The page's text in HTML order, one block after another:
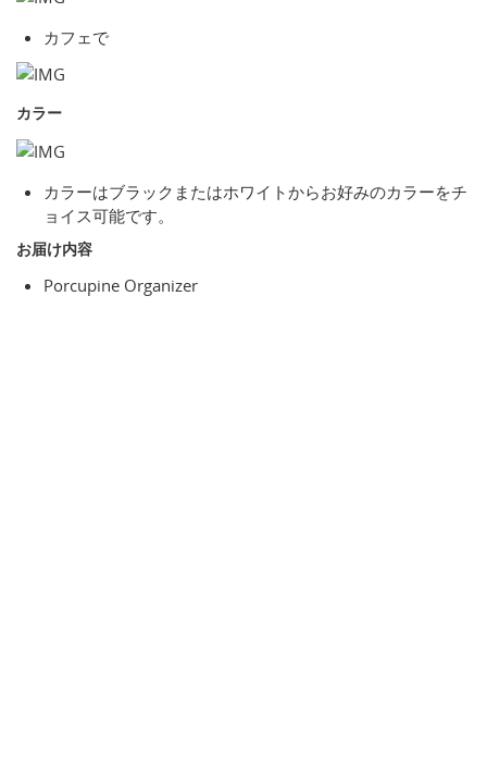
カフェで
カラー
カラーはブラックまたはホワイトからお好みのカラーをチ
ョイス可能です。
お届け内容
Porcupine Organizer